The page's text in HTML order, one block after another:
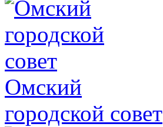
Омский
городской совет